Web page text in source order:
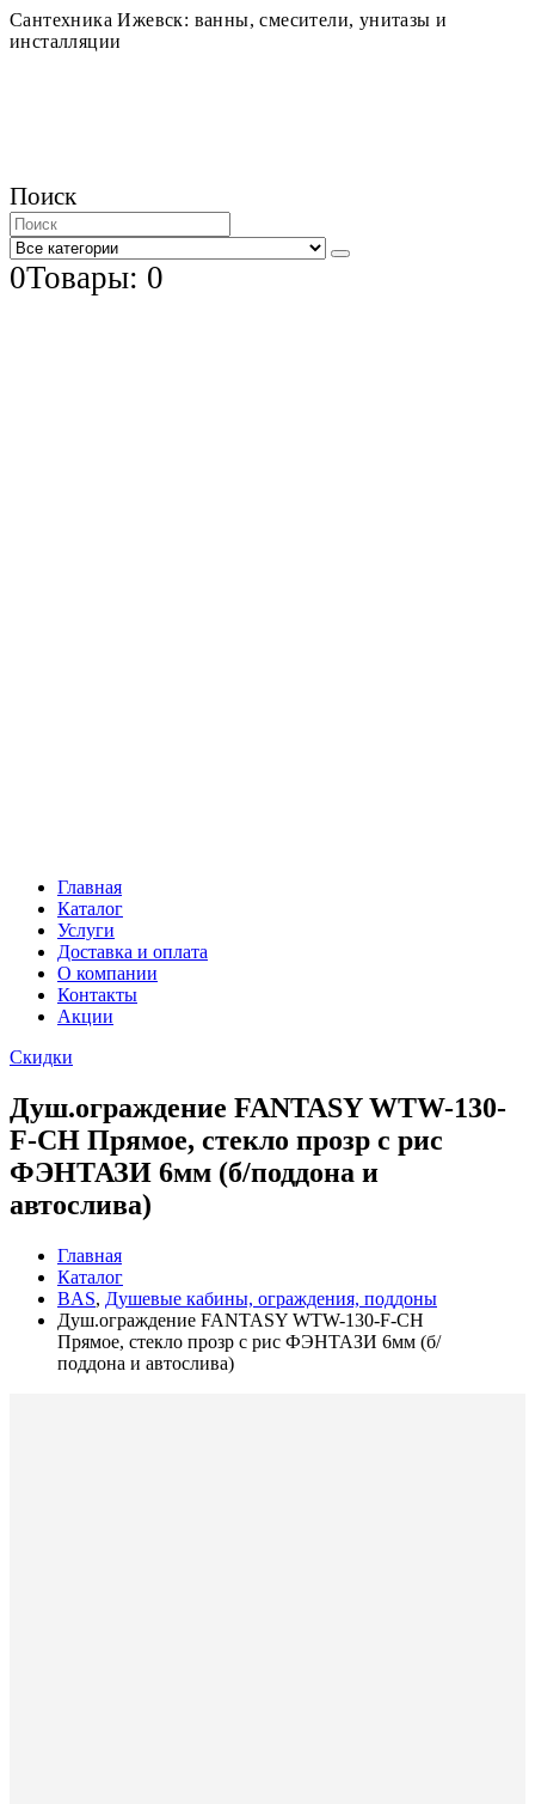
Сантехника Ижевск: ванны, смесители, унитазы и
инсталляции
Поиск
0Товары: 0
Главная
Каталог
Услуги
Доставка и оплата
О компании
Контакты
Акции
Скидки
Душ.ограждение FANTASY WTW-130-
F-CH Прямое, стекло прозр с рис
ФЭНТАЗИ 6мм (б/поддона и
автослива)
Главная
Каталог
BAS, Душевые кабины, ограждения, поддоны
Душ.ограждение FANTASY WTW-130-F-CH
Прямое, стекло прозр с рис ФЭНТАЗИ 6мм (б/
поддона и автослива)